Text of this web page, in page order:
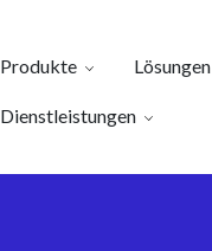
Produkte Lösungen
Dienstleistungen